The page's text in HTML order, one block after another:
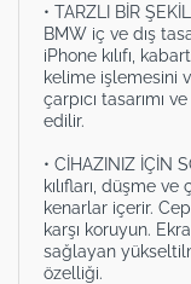
• TARZLI BİR
BMW iç ve dış
iPhone kılıfı,
kelime işlemesini
çarpıcı tasarımı
edilir.
• CİHAZINIZ İÇİN
kılıfları, düşme
kenarlar içerir.
karşı koruyun.
sağlayan
özelliği.